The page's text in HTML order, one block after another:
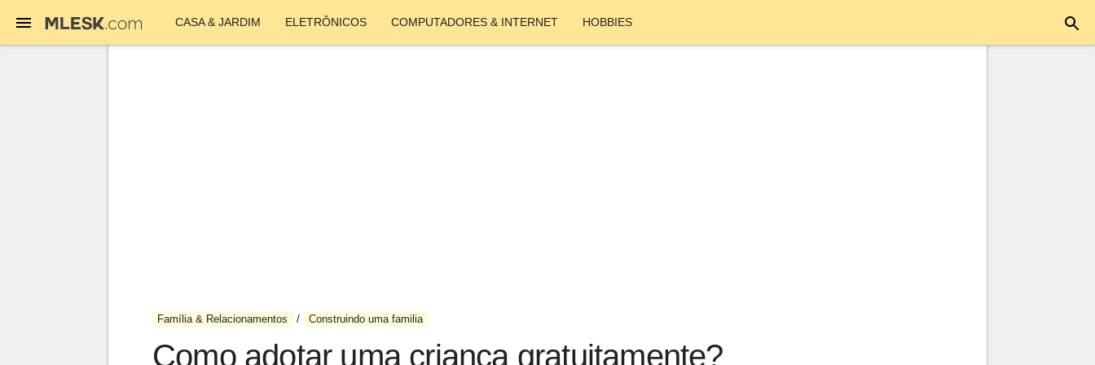
CASA & JARDIM ELETRÔNICOS COMPUTADORES & INTERNET HOBBIES
Família & Relacionamentos Construindo uma familia
Como adotar uma criança gratuitamente?